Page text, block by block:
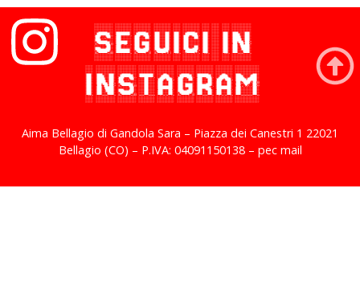
SEGUICI IN
INSTAGRAM
Aima Bellagio di Gandola Sara – Piazza dei Canestri 1 22021
Bellagio (CO) – P.IVA: 04091150138 – pec mail